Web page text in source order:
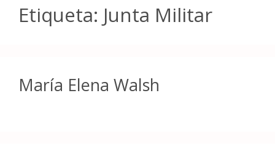
Etiqueta: Junta Militar
María Elena Walsh